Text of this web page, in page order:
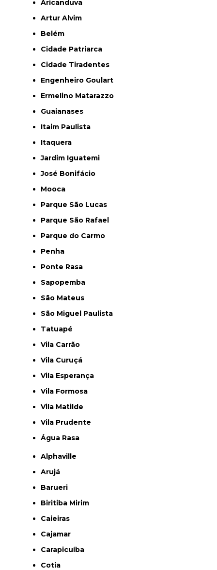
Aricanduva
Artur Alvim
Belém
Cidade Patriarca
Cidade Tiradentes
Engenheiro Goulart
Ermelino Matarazzo
Guaianases
Itaim Paulista
Itaquera
Jardim Iguatemi
José Bonifácio
Mooca
Parque São Lucas
Parque São Rafael
Parque do Carmo
Penha
Ponte Rasa
Sapopemba
São Mateus
São Miguel Paulista
Tatuapé
Vila Carrão
Vila Curuçá
Vila Esperança
Vila Formosa
Vila Matilde
Vila Prudente
Água Rasa
Alphaville
Arujá
Barueri
Biritiba Mirim
Caieiras
Cajamar
Carapicuíba
Cotia